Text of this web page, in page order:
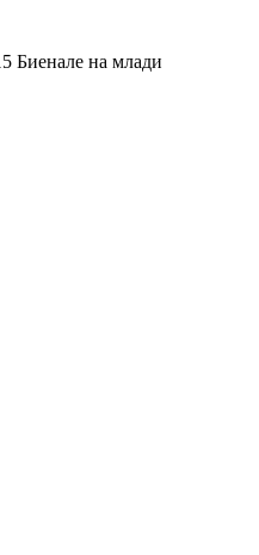
Биенале на млади